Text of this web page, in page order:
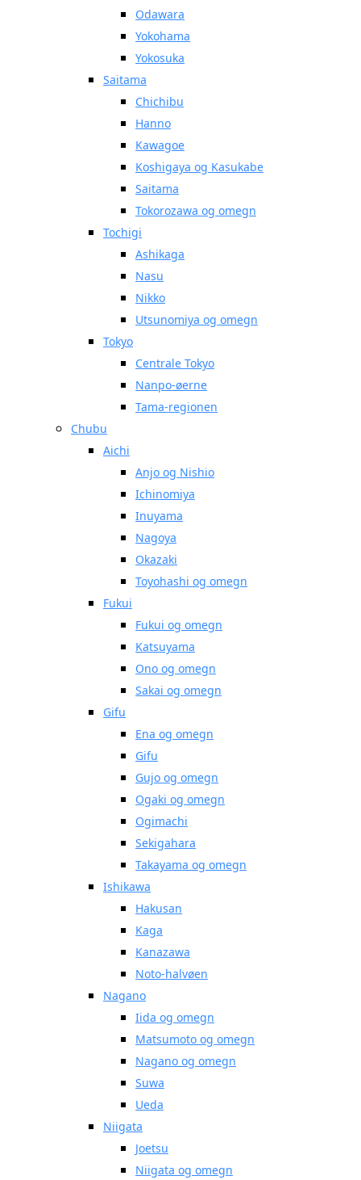
Odawara
Yokohama
Yokosuka
Saitama
Chichibu
Hanno
Kawagoe
Koshigaya og Kasukabe
Saitama
Tokorozawa og omegn
Tochigi
Ashikaga
Nasu
Nikko
Utsunomiya og omegn
Tokyo
Centrale Tokyo
Nanpo-øerne
Tama-regionen
Chubu
Aichi
Anjo og Nishio
Ichinomiya
Inuyama
Nagoya
Okazaki
Toyohashi og omegn
Fukui
Fukui og omegn
Katsuyama
Ono og omegn
Sakai og omegn
Gifu
Ena og omegn
Gifu
Gujo og omegn
Ogaki og omegn
Ogimachi
Sekigahara
Takayama og omegn
Ishikawa
Hakusan
Kaga
Kanazawa
Noto-halvøen
Nagano
Iida og omegn
Matsumoto og omegn
Nagano og omegn
Suwa
Ueda
Niigata
Joetsu
Niigata og omegn